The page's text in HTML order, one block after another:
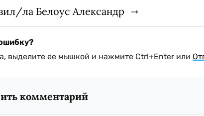
ла Белоус Александр
выделите ее мышкой и нажмите Ctrl+Enter или
комментарий